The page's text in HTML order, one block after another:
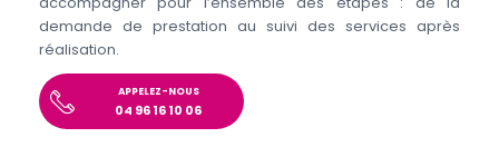
demande de prestation au suivi des services après
réalisation.
APPELEZ-NOUS
04 96 16 10 06